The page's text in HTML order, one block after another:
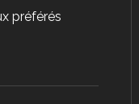
préférés